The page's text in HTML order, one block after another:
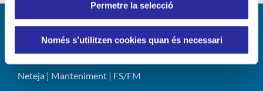
Permetre la selecció
Només s’utilitzen cookies quan és necessari
LÍNIES DE NEGOCI
Neteja | Manteniment | FS/FM